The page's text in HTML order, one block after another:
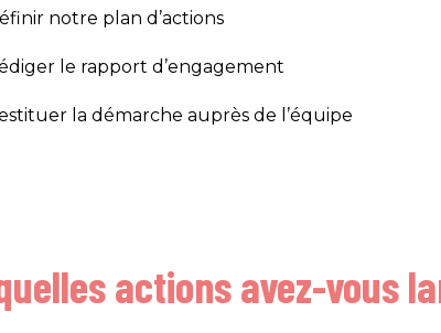
notre plan d’actions
le rapport d’engagement
la démarche auprès de l’équipe
actions avez-vous